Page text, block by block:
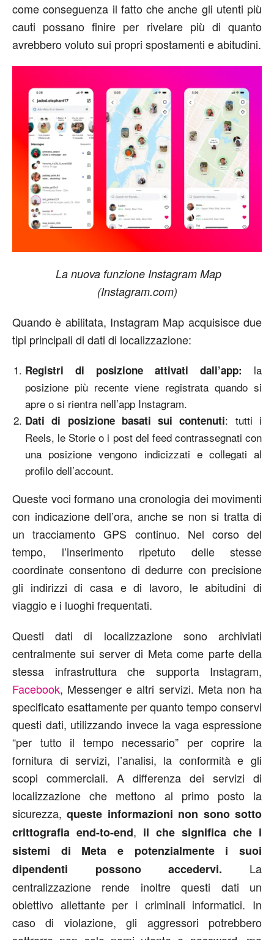
come conseguenza il fatto che anche gli utenti più
cauti possano finire per rivelare più di quanto
avrebbero voluto sui propri spostamenti e abitudini.
La nuova funzione Instagram Map
(Instagram.com)
Quando è abilitata, Instagram Map acquisisce due
tipi principali di dati di localizzazione:
Registri di posizione attivati dall’app: la
posizione più recente viene registrata quando si
apre o si rientra nell’app Instagram.
Dati di posizione basati sui contenuti: tutti i
Reels, le Storie o i post del feed contrassegnati con
una posizione vengono indicizzati e collegati al
profilo dell’account.
Queste voci formano una cronologia dei movimenti
con indicazione dell’ora, anche se non si tratta di
un tracciamento GPS continuo. Nel corso del
tempo, l’inserimento ripetuto delle stesse
coordinate consentono di dedurre con precisione
gli indirizzi di casa e di lavoro, le abitudini di
viaggio e i luoghi frequentati.
Questi dati di localizzazione sono archiviati
centralmente sui server di Meta come parte della
stessa infrastruttura che supporta Instagram,
Facebook, Messenger e altri servizi. Meta non ha
specificato esattamente per quanto tempo conservi
questi dati, utilizzando invece la vaga espressione
“per tutto il tempo necessario” per coprire la
fornitura di servizi, l’analisi, la conformità e gli
scopi commerciali. A differenza dei servizi di
localizzazione che mettono al primo posto la
sicurezza,queste informazioni non sono sotto
crittografia end-to-end, il che significa che i
sistemi di Meta e potenzialmente i suoi
dipendenti possono accedervi. La
centralizzazione rende inoltre questi dati un
obiettivo allettante per i criminali informatici. In
caso di violazione, gli aggressori potrebbero